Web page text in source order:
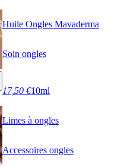
Huile Ongles Mavaderma
Soin ongles
17,50 €10ml
Limes à ongles
Accessoires ongles